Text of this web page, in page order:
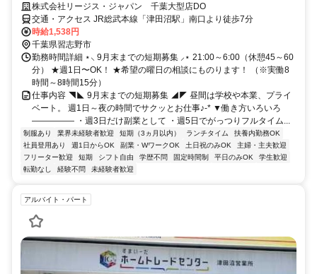
株式会社リージス・ジャパン 千葉大型店DO
交通・アクセス JR総武本線「津田沼駅」南口より徒歩7分
時給1,538円
千葉県習志野市
勤務時間詳細 ⋆⸜ 9月末までの短期募集 ⸝⋆ 21:00～6:00（休憩45～60
分） ★週1日〜OK！ ★希望の曜日の相談にものります！ （※実働8
時間～8時間15分）
仕事内容 ◥◣ 9月末までの短期募集 ◢◤ 昼間は学校や本業、プライ
ベート。 週1日～夜の時間でサクッとお仕事♪-* ▼働き方いろいろ
――――― ・週3日だけ副業として ・週5日でがっつりフルタイム...
制服あり 業界未経験者歓迎 短期（3ヵ月以内） ランチタイム
扶養内勤務OK
社員登用あり
週1日からOK 副業・WワークOK 土日祝のみOK
主婦・主夫歓迎
フリーター歓迎
短期 シフト自由 学歴不問 固定時間制 平日のみOK
学生歓迎
転勤なし
経験不問 未経験者歓迎
アルバイト・パート